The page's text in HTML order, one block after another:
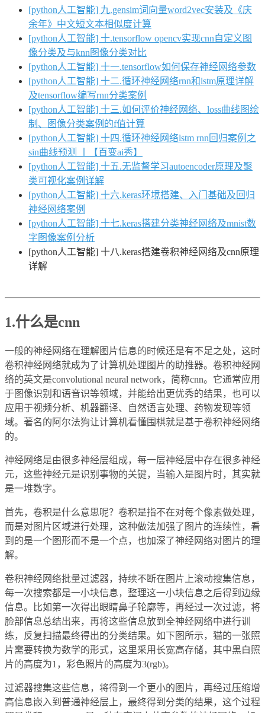
[python人工智能] 九.gensim词向量word2vec安装及《庆
余年》中文短文本相似度计算
[python人工智能] 十.tensorflow opencv实现cnn自定义图
像分类及与knn图像分类对比
[python人工智能] 十一.tensorflow如何保存神经网络参数
[python人工智能] 十二.循环神经网络rnn和lstm原理详解
及tensorflow编写rnn分类案例
[python人工智能] 十三.如何评价神经网络、loss曲线图绘
制、图像分类案例的f值计算
[python人工智能] 十四.循环神经网络lstm rnn回归案例之
sin曲线预测 丨【百变ai秀】
[python人工智能] 十五.无监督学习autoencoder原理及聚
类可视化案例详解
[python人工智能] 十六.keras环境搭建、入门基础及回归
神经网络案例
[python人工智能] 十七.keras搭建分类神经网络及mnist数
字图像案例分析
[python人工智能] 十八.keras搭建卷积神经网络及cnn原理
详解
1.什么是cnn
一般的神经网络在理解图片信息的时候还是有不足之处，这时
卷积神经网络就成为了计算机处理图片的助推器。卷积神经网
络的英文是convolutional neural network，简称cnn。它通常应用
于图像识别和语音识等领域，并能给出更优秀的结果，也可以
应用于视频分析、机器翻译、自然语言处理、药物发现等领
域。著名的阿尔法狗让计算机看懂围棋就是基于卷积神经网络
的。
神经网络是由很多神经层组成，每一层神经层中存在很多神经
元，这些神经元是识别事物的关键，当输入是图片时，其实就
是一堆数字。
首先，卷积是什么意思呢？卷积是指不在对每个像素做处理，
而是对图片区域进行处理，这种做法加强了图片的连续性，看
到的是一个图形而不是一个点，也加深了神经网络对图片的理
解。
卷积神经网络批量过滤器，持续不断在图片上滚动搜集信息，
每一次搜索都是一小块信息，整理这一小块信息之后得到边缘
信息。比如第一次得出眼睛鼻子轮廓等，再经过一次过滤，将
脸部信息总结出来，再将这些信息放到全神经网络中进行训
练，反复扫描最终得出的分类结果。如下图所示，猫的一张照
片需要转换为数学的形式，这里采用长宽高存储，其中黑白照
片的高度为1，彩色照片的高度为3(rgb)。
过滤器搜集这些信息，将得到一个更小的图片，再经过压缩增
高信息嵌入到普通神经层上，最终得到分类的结果，这个过程